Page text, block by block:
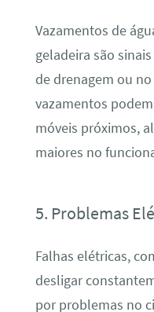
Vazamentos de
geladeira são
de drenagem ou
vazamentos
móveis próximos,
maiores no
5. Problemas
Falhas elétricas,
desligar
por problemas no